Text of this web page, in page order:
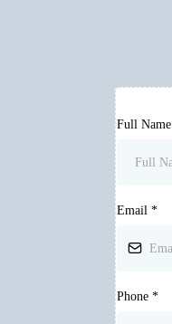
Full Name
Email *
Phone *